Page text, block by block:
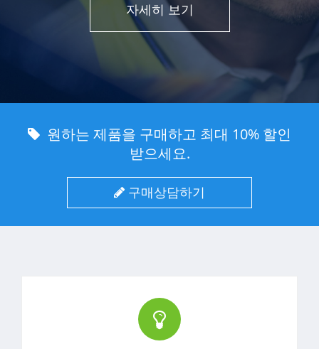
자세히 보기
원하는 제품을 구매하고 최대 10% 할인
받으세요.
구매상담하기